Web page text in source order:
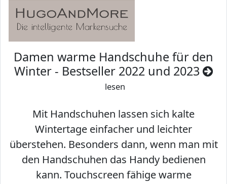
Damen warme Handschuhe für den
Winter - Bestseller 2022 und 2023
lesen
Mit Handschuhen lassen sich kalte
Wintertage einfacher und leichter
überstehen. Besonders dann, wenn man mit
den Handschuhen das Handy bedienen
kann. Touchscreen fähige warme